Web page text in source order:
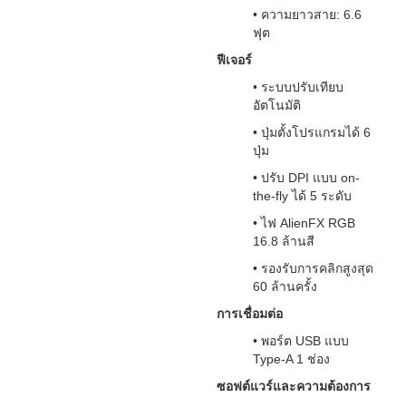
• ความยาวสาย: 6.6
ฟุต
ฟีเจอร์
• ระบบปรับเทียบ
อัตโนมัติ
• ปุ่มตั้งโปรแกรมได้ 6
ปุ่ม
• ปรับ DPI แบบ on-
the-fly ได้ 5 ระดับ
• ไฟ AlienFX RGB
16.8 ล้านสี
• รองรับการคลิกสูงสุด
60 ล้านครั้ง
การเชื่อมต่อ
• พอร์ต USB แบบ
Type-A 1 ช่อง
ซอฟต์แวร์และความต้องการ